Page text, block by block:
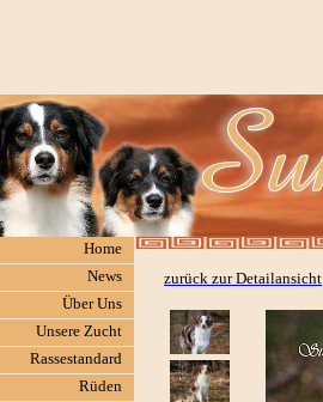
Home
News
Über Uns
Unsere Zucht
Rassestandard
Rüden
zurück zur Detailansicht